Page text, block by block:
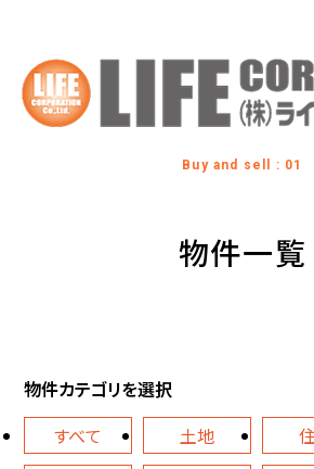
Buy and sell : 01
物件一覧
物件カテゴリを選択
すべて
土地